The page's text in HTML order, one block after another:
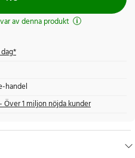
av denna produkt
handel
Över 1 miljon nöjda kunder